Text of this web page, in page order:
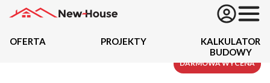
OFERTA PROJEKTY
KALKULATOR
BUDOWY
DARMOWA WYCENA